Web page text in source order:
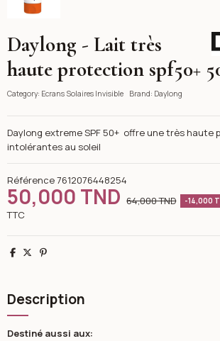
Daylong - Lait très
haute protection spf50+
Category: Ecrans Solaires Invisible Brand: Daylong
Daylong extreme SPF 50+ offre une très haute
intolérantes au soleil
Référence7612076448254
50,000 TND 64,000 TND -14,000
TTC
Partager
TweetPinterest
Description
Destiné aussi aux: